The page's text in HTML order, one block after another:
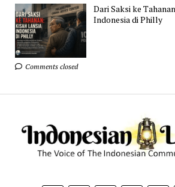
Dari Saksi ke
Indonesia di Philly
Comments closed